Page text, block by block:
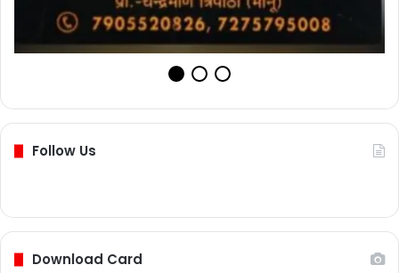
Follow Us
Download Card